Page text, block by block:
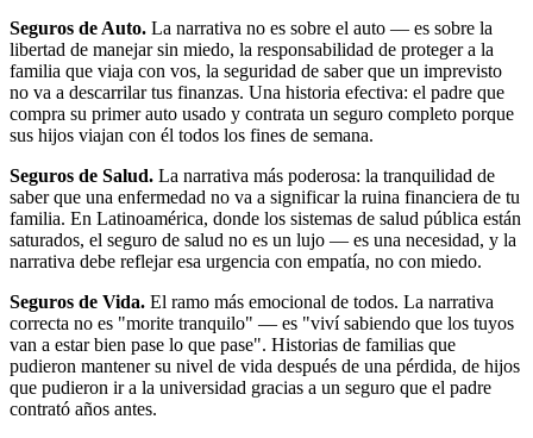
Seguros de Auto. La narrativa no es sobre el auto — es sobre la
libertad de manejar sin miedo, la responsabilidad de proteger a la
familia que viaja con vos, la seguridad de saber que un imprevisto
no va a descarrilar tus finanzas. Una historia efectiva: el padre que
compra su primer auto usado y contrata un seguro completo porque
sus hijos viajan con él todos los fines de semana.
Seguros de Salud. La narrativa más poderosa: la tranquilidad de
saber que una enfermedad no va a significar la ruina financiera de tu
familia. En Latinoamérica, donde los sistemas de salud pública están
saturados, el seguro de salud no es un lujo — es una necesidad, y la
narrativa debe reflejar esa urgencia con empatía, no con miedo.
Seguros de Vida. El ramo más emocional de todos. La narrativa
correcta no es "morite tranquilo" — es "viví sabiendo que los tuyos
van a estar bien pase lo que pase". Historias de familias que
pudieron mantener su nivel de vida después de una pérdida, de hijos
que pudieron ir a la universidad gracias a un seguro que el padre
contrató años antes.